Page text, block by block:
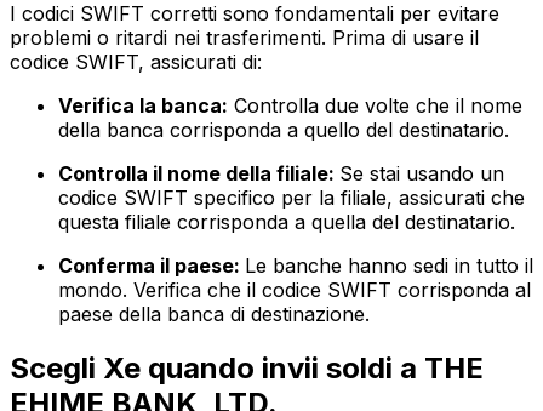
I codici SWIFT corretti sono fondamentali per evitare
problemi o ritardi nei trasferimenti. Prima di usare il
codice SWIFT, assicurati di:
Verifica la banca: Controlla due volte che il nome
della banca corrisponda a quello del destinatario.
Controlla il nome della filiale: Se stai usando un
codice SWIFT specifico per la filiale, assicurati che
questa filiale corrisponda a quella del destinatario.
Conferma il paese: Le banche hanno sedi in tutto il
mondo. Verifica che il codice SWIFT corrisponda al
paese della banca di destinazione.
Scegli Xe quando invii soldi a THE
EHIME BANK, LTD.